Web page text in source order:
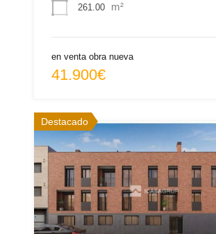
261.00 m²
en venta obra nueva
41.900€
Destacado